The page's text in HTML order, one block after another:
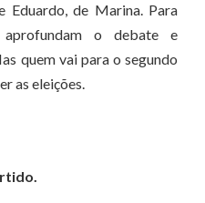
Eduardo, de Marina. Para
aprofundam o debate e
quem vai para o segundo
as eleições.